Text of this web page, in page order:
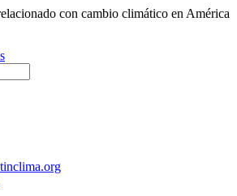
con cambio climático en América